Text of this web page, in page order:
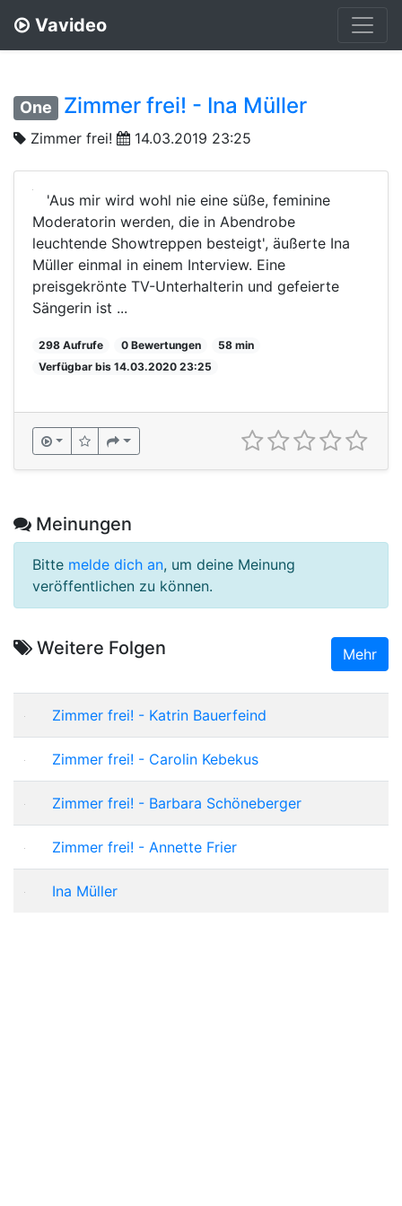
Vavideo
One Zimmer frei! - Ina Müller
Zimmer frei! 14.03.2019 23:25
'Aus mir wird wohl nie eine süße, feminine
Moderatorin werden, die in Abendrobe
leuchtende Showtreppen besteigt', äußerte Ina
Müller einmal in einem Interview. Eine
preisgekrönte TV-Unterhalterin und gefeierte
Sängerin ist ...
298 Aufrufe 0 Bewertungen
58 min
Verfügbar bis 14.03.2020 23:25
Meinungen
Bitte melde dich an, um deine Meinung
veröffentlichen zu können.
Weitere Folgen Mehr
Zimmer frei! - Katrin Bauerfeind
Zimmer frei! - Carolin Kebekus
Zimmer frei! - Barbara Schöneberger
Zimmer frei! - Annette Frier
Ina Müller